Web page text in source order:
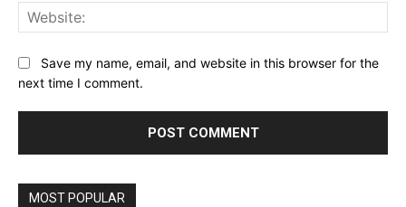
Save my name, email, and website in this browser for the
next time I comment.
MOST POPULAR